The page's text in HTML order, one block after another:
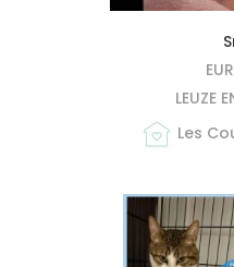
MIEUX
LEUZE
Les